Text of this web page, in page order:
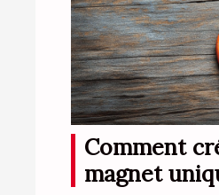
Comment
magnet